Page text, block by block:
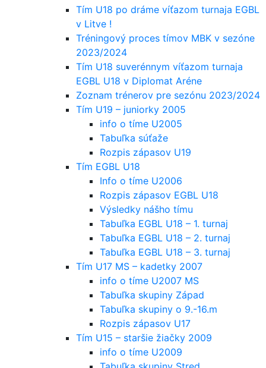
Tím U18 po dráme víťazom turnaja EGBL
v Litve !
Tréningový proces tímov MBK v sezóne
2023/2024
Tím U18 suverénnym víťazom turnaja
EGBL U18 v Diplomat Aréne
Zoznam trénerov pre sezónu 2023/2024
Tím U19 – juniorky 2005
info o tíme U2005
Tabuľka súťaže
Rozpis zápasov U19
Tím EGBL U18
Info o tíme U2006
Rozpis zápasov EGBL U18
Výsledky nášho tímu
Tabuľka EGBL U18 – 1. turnaj
Tabuľka EGBL U18 – 2. turnaj
Tabuľka EGBL U18 – 3. turnaj
Tím U17 MS – kadetky 2007
info o tíme U2007 MS
Tabuľka skupiny Západ
Tabuľka skupiny o 9.-16.m
Rozpis zápasov U17
Tím U15 – staršie žiačky 2009
info o tíme U2009